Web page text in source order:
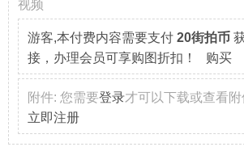
视频
游客,本付费内容需要支付 20街拍币
接，办理会员可享购图折扣！ 购买
附件: 您需要登录才可以下载或查看
立即注册